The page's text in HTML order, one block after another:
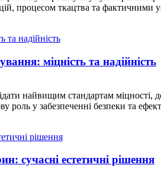
процесом ткацтва та
міцність та надійність
найвищим стандартам міцності,
роль у забезпеченні безпеки та
сучасні естетичні рішення